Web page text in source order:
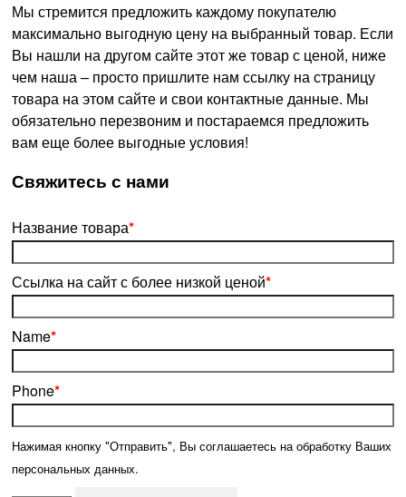
Мы стремится предложить каждому покупателю
максимально выгодную цену на выбранный товар. Если
Вы нашли на другом сайте этот же товар с ценой, ниже
чем наша – просто пришлите нам ссылку на страницу
товара на этом сайте и свои контактные данные. Мы
обязательно перезвоним и постараемся предложить
вам еще более выгодные условия!
­Свяжитесь с нами
Название товара*
Ссылка на сайт с более низкой ценой*
Name*
Phone*
Нажимая кнопку "Отправить", Вы соглашаетесь на обработку Ваших
персональных данных.